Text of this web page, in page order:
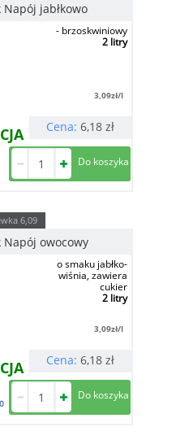
jabłkowo
- brzoskwiniowy
2 litry
3,09zł/l
Cena:6,18 zł
6,09
Napój owocowy
o smaku jabłko-
wiśnia, zawiera
cukier
2 litry
3,09zł/l
Cena:6,18 zł